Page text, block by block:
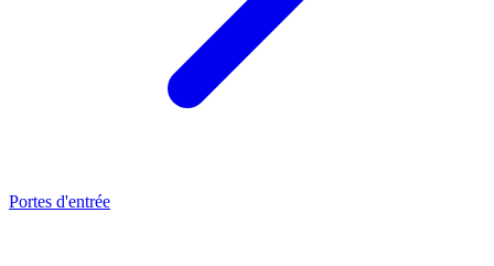
Portes d'entrée